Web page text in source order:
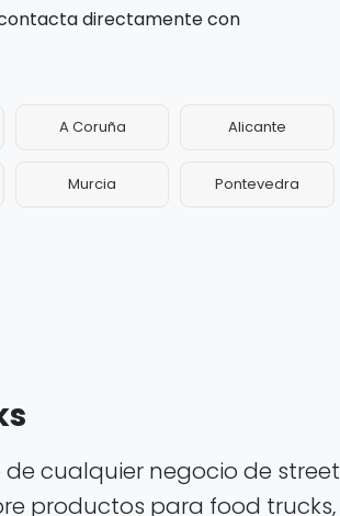
directamente con
A Coruña Alicante
Murcia Pontevedra
cualquier negocio de street
productos para food trucks,